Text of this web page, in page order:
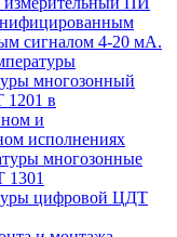
сигналом 4-20 мА.
многозонный
в
и
исполнениях
многозонные
цифровой ЦДТ